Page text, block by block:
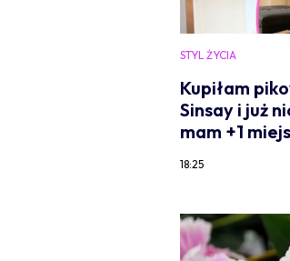
STYL ŻYCIA
Kupiłam
Sinsay i już
mam +1
18:25